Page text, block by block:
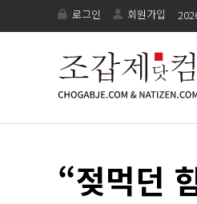
로그인 회원가입
“젖먹던